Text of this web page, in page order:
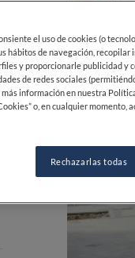
el uso de cookies (o
hábitos de navegación,
y proporcionarle publicidad y
de redes sociales
información en nuestra
o, en cualquier momento,
Rechazarlas todas